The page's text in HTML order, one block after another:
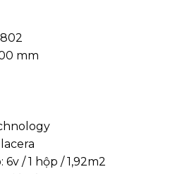
mm
/ 1 hộp / 1,92m2